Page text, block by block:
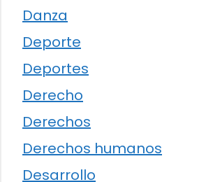
Danza
Deporte
Deportes
Derecho
Derechos
Derechos humanos
Desarrollo